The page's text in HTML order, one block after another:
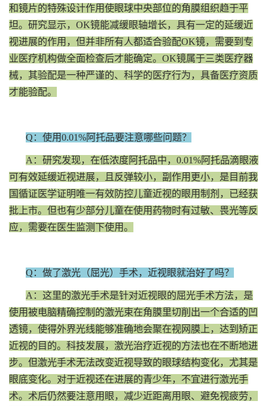
和镜片的特殊设计作用使眼球中央部位的角膜组织趋于平
坦。研究显示，OK镜能减缓眼轴增长，具有一定的延缓近
视进展的作用，但并非所有人都适合验配OK镜，需要到专
业医疗机构做全面检查后才能确定。OK镜属于三类医疗器
械，其验配是一种严谨的、科学的医疗行为，具备医疗资质
才能验配。
Q：使用0.01%阿托品要注意哪些问题？
A：研究发现，在低浓度阿托品中，0.01%阿托品滴眼液
可有效延缓近视进展，且反弹较小，副作用更小，是目前我
国循证医学证明唯一有效防控儿童近视的眼用制剂，已经获
批上市。但也有少部分儿童在使用药物时有过敏、畏光等反
应，需要在医生监测下使用。
Q：做了激光（屈光）手术，近视眼就治好了吗？
A：这里的激光手术是针对近视眼的屈光手术方法，是
使用被电脑精确控制的激光束在角膜里切削出一个合适的凹
透镜，使得外界光线能够准确地会聚在视网膜上，达到矫正
近视的目的。科技发展，激光治疗近视的方法也在不断地进
步。但激光手术无法改变近视导致的眼球结构变化，尤其是
眼底变化。对于近视还在进展的青少年，不宜进行激光手
术。术后仍然要注意用眼，减少近距离用眼、避免视疲劳，